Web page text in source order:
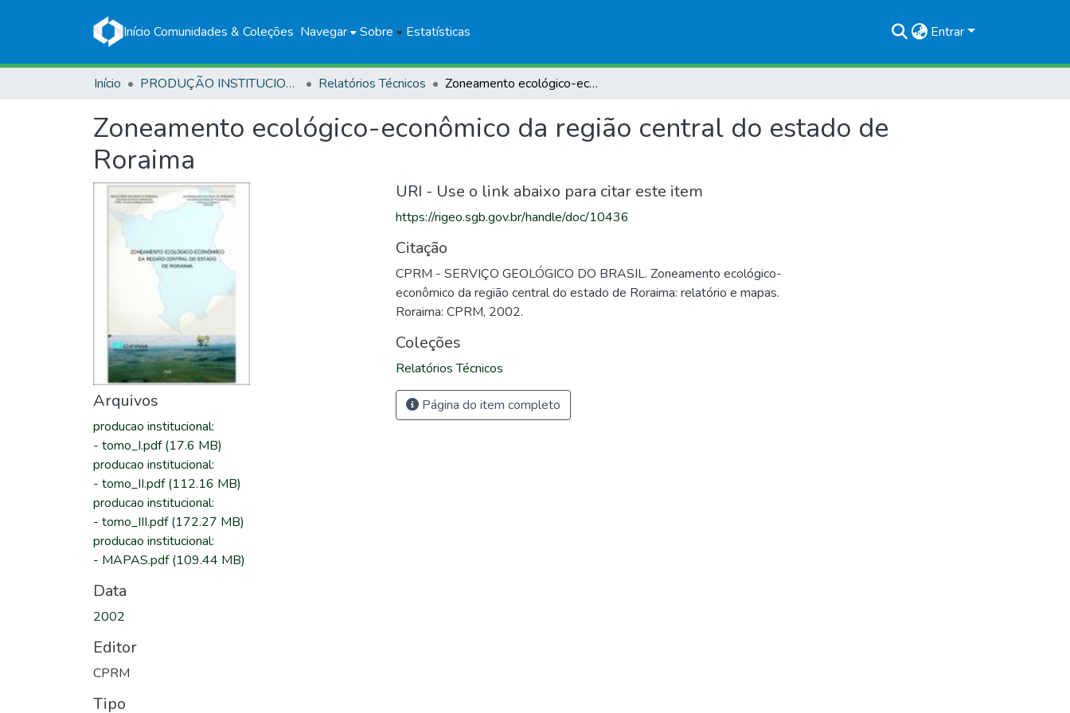
Início Comunidades & Coleções Navegar Sobre Estatísticas Entrar
Início PRODUÇÃO INSTITUCIONAL Relatórios Técnicos Zoneamento ecológico-econômico da região central do estado de Roraima
Zoneamento ecológico-econômico da região central do estado de
Roraima
Arquivos
producao institucional:
- tomo_I.pdf(17.6 MB)
producao institucional:
- tomo_II.pdf(112.16 MB)
producao institucional:
- tomo_III.pdf(172.27 MB)
producao institucional:
- MAPAS.pdf(109.44 MB)
Data
2002
Editor
CPRM
Tipo
URI - Use o link abaixo para citar este item
https://rigeo.sgb.gov.br/handle/doc/10436
Citação
CPRM - SERVIÇO GEOLÓGICO DO BRASIL. Zoneamento ecológico-
econômico da região central do estado de Roraima: relatório e mapas.
Roraima: CPRM, 2002.
Coleções
Relatórios Técnicos
Página do item completo